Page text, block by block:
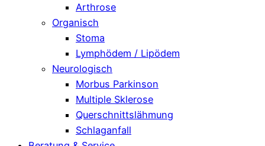
Arthrose
Organisch
Stoma
Lymphödem / Lipödem
Neurologisch
Morbus Parkinson
Multiple Sklerose
Querschnittslähmung
Schlaganfall